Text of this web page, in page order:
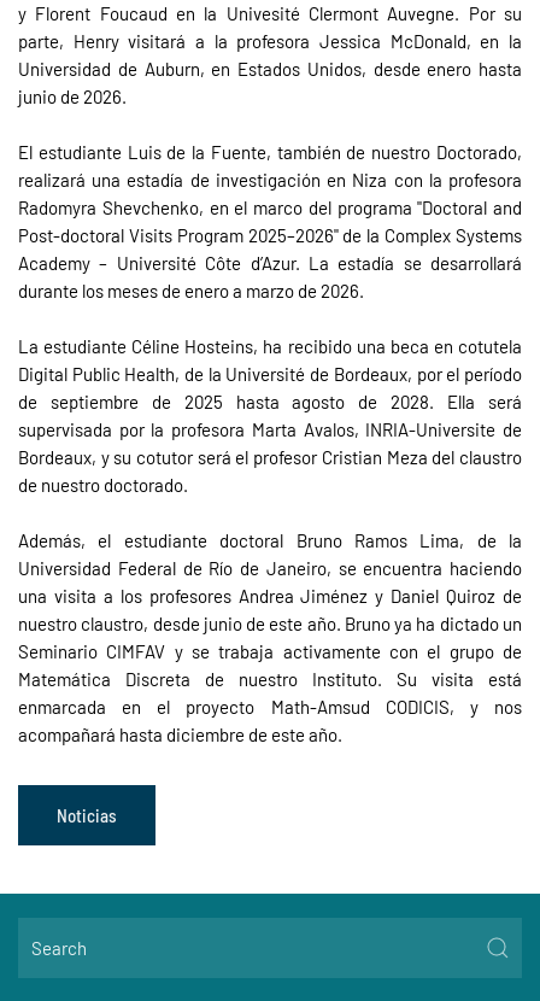
y Florent Foucaud en la Univesité Clermont Auvegne. Por su
parte, Henry visitará a la profesora Jessica McDonald, en la
Universidad de Auburn, en Estados Unidos, desde enero hasta
junio de 2026.
El estudiante Luis de la Fuente, también de nuestro Doctorado,
realizará una estadía de investigación en Niza con la profesora
Radomyra Shevchenko, en el marco del programa "Doctoral and
Post-doctoral Visits Program 2025–2026" de la Complex Systems
Academy – Université Côte d’Azur. La estadía se desarrollará
durante los meses de enero a marzo de 2026.
La estudiante Céline Hosteins, ha recibido una beca en cotutela
Digital Public Health, de la Université de Bordeaux, por el período
de septiembre de 2025 hasta agosto de 2028. Ella será
supervisada por la profesora Marta Avalos, INRIA-Universite de
Bordeaux, y su cotutor será el profesor Cristian Meza del claustro
de nuestro doctorado.
Además, el estudiante doctoral Bruno Ramos Lima, de la
Universidad Federal de Río de Janeiro, se encuentra haciendo
una visita a los profesores Andrea Jiménez y Daniel Quiroz de
nuestro claustro, desde junio de este año. Bruno ya ha dictado un
Seminario CIMFAV y se trabaja activamente con el grupo de
Matemática Discreta de nuestro Instituto. Su visita está
enmarcada en el proyecto Math-Amsud CODICIS, y nos
acompañará hasta diciembre de este año.
Noticias